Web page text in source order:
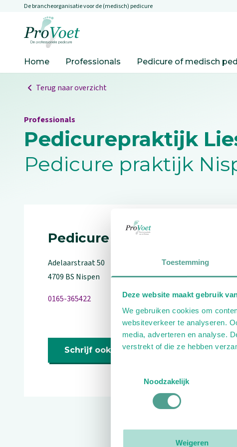
Toestemming
Deze website maakt gebruik
We gebruiken cookies om
websiteverkeer te analyseren.
media, adverteren en analyse.
verstrekt of die ze hebben
Noodzakelijk
Weigeren
Overslaan en naar de inhoud gaan
De brancheorganisatie voor de (medisch) pedicure
Home Professionals Pedicure of medisch
Terug naar overzicht
Professionals
Pedicurepraktijk
Pedicure praktijk
Pedicure
Adelaarstraat50
4709 BS Nispen
0165-365422
Schrijf ook een review
Reviews